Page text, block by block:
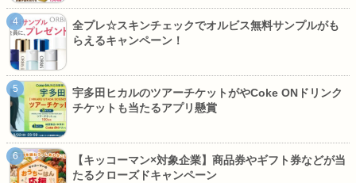
全プレ☆スキンチェックでオルビス無料サンプルがも
らえるキャンペーン！
宇多田ヒカルのツアーチケットがやCoke ONドリンク
チケットも当たるアプリ懸賞
【キッコーマン×対象企業】商品券やギフト券などが当
たるクローズドキャンペーン